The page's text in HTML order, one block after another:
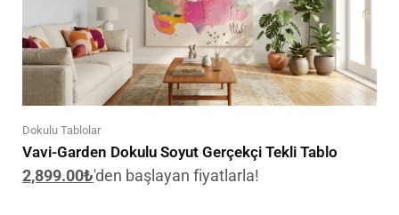
Dokulu Tablolar
Vavi-Garden Dokulu Soyut Gerçekçi Tekli Tablo
2,899.00₺'den başlayan fiyatlarla!